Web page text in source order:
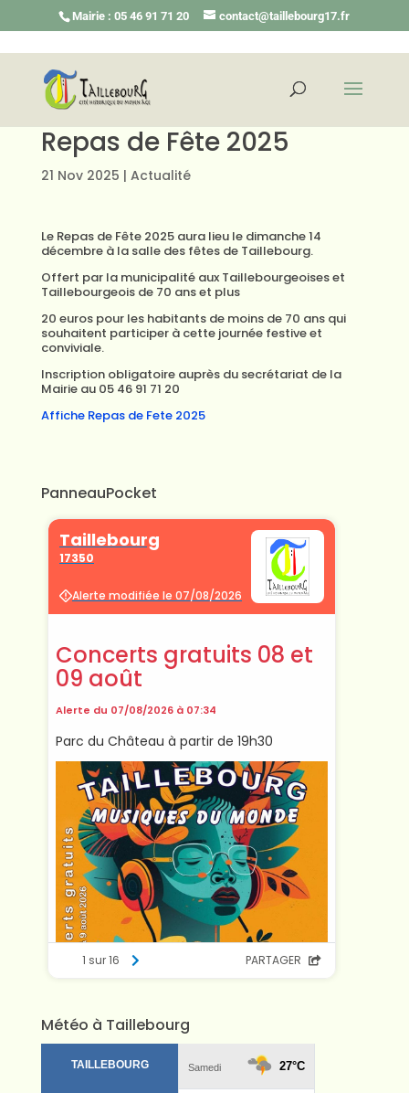
Mairie : 05 46 91 71 20 contact@taillebourg17.fr
Repas de Fête 2025
21 Nov 2025 | Actualité
Le Repas de Fête 2025 aura lieu le dimanche 14
décembre à la salle des fêtes de Taillebourg.
Offert par la municipalité aux Taillebourgeoises et
Taillebourgeois de 70 ans et plus
20 euros pour les habitants de moins de 70 ans qui
souhaitent participer à cette journée festive et
conviviale.
Inscription obligatoire auprès du secrétariat de la
Mairie au 05 46 91 71 20
Affiche Repas de Fete 2025
PanneauPocket
Météo à Taillebourg